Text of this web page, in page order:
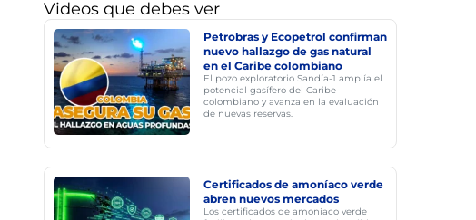
Videos que debes ver
Petrobras y Ecopetrol confirman
nuevo hallazgo de gas natural
en el Caribe colombiano
El pozo exploratorio Sandía-1 amplía el
potencial gasífero del Caribe
colombiano y avanza en la evaluación
de nuevas reservas.
Certificados de amoníaco verde
abren nuevos mercados
Los certificados de amoníaco verde